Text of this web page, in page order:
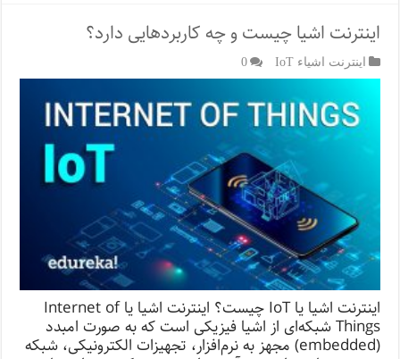
اینترنت اشیا چیست و چه کاربردهایی دارد؟
اینترنت اشیاء IoT 0
اینترنت اشیا یا IoT چیست؟ اینترنت اشیا یا Internet of
Things شبکه‌ای از اشیا فیزیکی است که به صورت امبدد
(embedded) مجهز به نرم‌افزار، تجهیزات الکترونیکی، شبکه